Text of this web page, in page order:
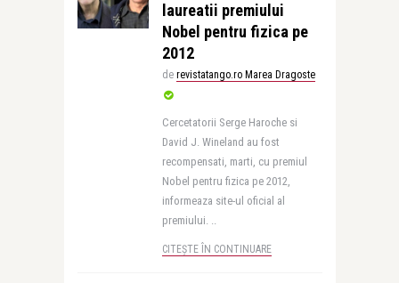
laureatii premiului
Nobel pentru fizica pe
2012
de revistatango.ro Marea Dragoste
Cercetatorii Serge Haroche si
David J. Wineland au fost
recompensati, marti, cu premiul
Nobel pentru fizica pe 2012,
informeaza site-ul oficial al
premiului. ..
CITEȘTE ÎN CONTINUARE